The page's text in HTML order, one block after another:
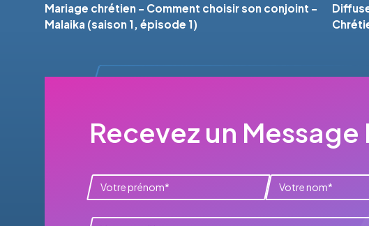
Mariage chrétien - Comment choisir son conjoint -
Malaika (saison 1, épisode 1)
Recevez un